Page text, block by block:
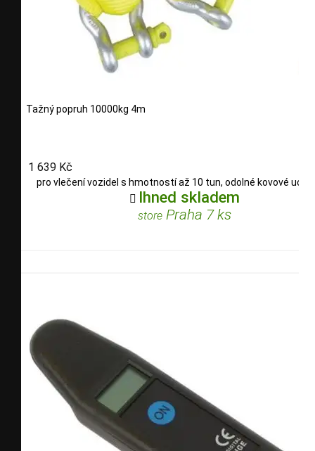
Tažný popruh 10000kg 4m
1 639 Kč
pro vlečení vozidel s hmotností až 10 tun, odolné kovové
 Ihned skladem
storePraha 7 ks